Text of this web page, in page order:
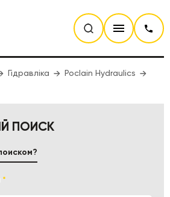
Гідравліка
Poclain Hydraulics
ПОИСК
*